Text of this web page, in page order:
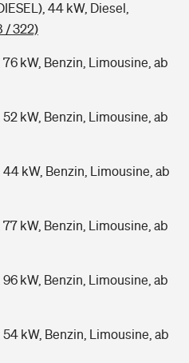
44 kW, Diesel,
/ 322)
76 kW, Benzin, Limousine, ab
52 kW, Benzin, Limousine, ab
44 kW, Benzin, Limousine, ab
77 kW, Benzin, Limousine, ab
96 kW, Benzin, Limousine, ab
54 kW, Benzin, Limousine, ab